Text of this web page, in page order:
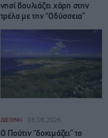
νησί βουλιάζει χάρη στην
τρέλα με την “Οδύσσεια”
ΔΙΕΘΝΗ 08.08.2026
Ο Πούτιν “δοκιμάζει” το